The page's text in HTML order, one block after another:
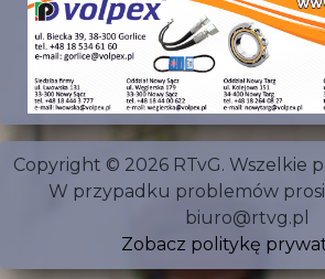
Copyright © 2026 RTvG. Wszelkie
W przypadku problemów
biuro@rtvg.pl
Zobacz politykę